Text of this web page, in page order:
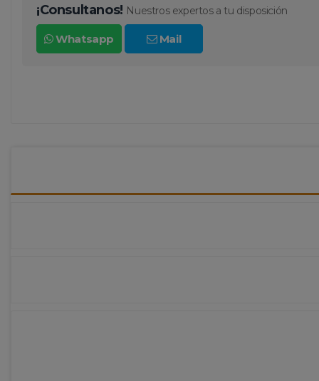
¡Consultanos! Nuestros expertos a tu disposición
Whatsapp Mail